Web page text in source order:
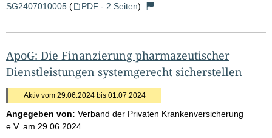
SG2407010005 ( PDF - 2 Seiten)
ApoG: Die Finanzierung pharmazeutischer
Dienstleistungen systemgerecht sicherstellen
Aktiv vom 29.06.2024 bis 01.07.2024
Angegeben von: Verband der Privaten Krankenversicherung
e.V. am 29.06.2024